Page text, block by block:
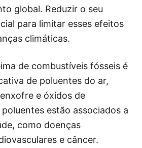
global. Reduzir o seu
para limitar esses efeitos
climáticas.
de combustíveis fósseis é
de poluentes do ar,
e óxidos de
estão associados a
como doenças
e câncer.